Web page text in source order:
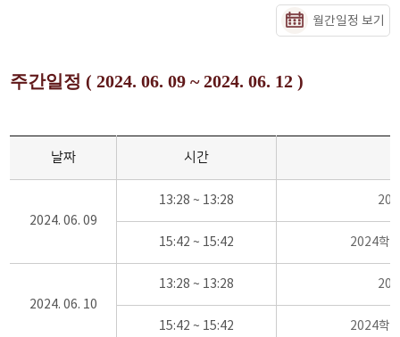
월간일정 보기
주간일정 ( 2024. 06. 09 ~ 2024. 06. 12 )
날짜 시간
2024. 06. 09
13:28 ~ 13:28
15:42 ~ 15:42 2024학
2024. 06. 10
13:28 ~ 13:28
15:42 ~ 15:42 2024학